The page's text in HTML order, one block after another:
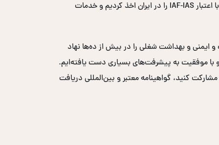
بین‌المللی، نمایندگی انحصاری خاورمیانه‌ای نهاد صدور گواهی ICS-ACS انگلستان با اعتبار UKAS و نهاد صدور گواهی ACS W3 با اعتبار IAF-IAS را در ایران اخذ کردیم و خدمات
و ایمنی و بهداشت شغلی را در بیش از ده‌ها نهاد
حضور فعال داشته‌ایم و با موفقیت به پیشرفت‌های بسیاری دست یافته‌ایم.
کنید، گواهینامه معتبر و بین‌المللی دریافت